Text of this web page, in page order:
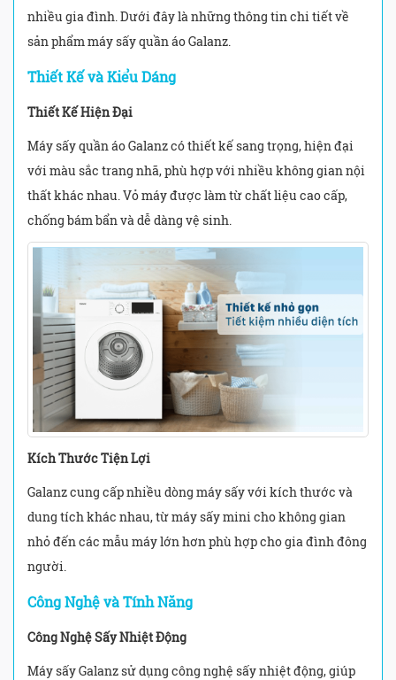
nhiều gia đình. Dưới đây là những thông tin chi tiết về
sản phẩm máy sấy quần áo Galanz.
Thiết Kế và Kiểu Dáng
Thiết Kế Hiện Đại
Máy sấy quần áo Galanz có thiết kế sang trọng, hiện đại
với màu sắc trang nhã, phù hợp với nhiều không gian nội
thất khác nhau. Vỏ máy được làm từ chất liệu cao cấp,
chống bám bẩn và dễ dàng vệ sinh.
Kích Thước Tiện Lợi
Galanz cung cấp nhiều dòng máy sấy với kích thước và
dung tích khác nhau, từ máy sấy mini cho không gian
nhỏ đến các mẫu máy lớn hơn phù hợp cho gia đình đông
người.
Công Nghệ và Tính Năng
Công Nghệ Sấy Nhiệt Động
Máy sấy Galanz sử dụng công nghệ sấy nhiệt động, giúp